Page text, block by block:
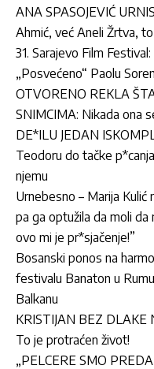
ANA SPASOJEVIĆ
Ahmić, već Aneli Žrtva,
31. Sarajevo Film
„Posvećeno“ Paolu
OTVORENO REKLA
SNIMCIMA: Nikada ona
DE*ILU JEDAN
Teodoru do tačke
njemu
Urnebesno – Marija Kulić
pa ga optužila da moli da
ovo mi je pr*sjačenje!”
Bosanski ponos na
festivalu Banaton u
Balkanu
KRISTIJAN BEZ DLAKE
To je protraćen život!
„PELCERE SMO